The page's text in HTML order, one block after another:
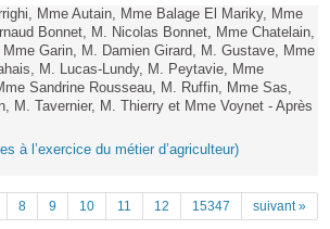
Mme Autain, Mme Balage El Mariky, Mme
Bonnet, M. Nicolas Bonnet, Mme Chatelain,
Garin, M. Damien Girard, M. Gustave, Mme
M. Lucas-Lundy, M. Peytavie, Mme
Sandrine Rousseau, M. Ruffin, Mme Sas,
M. Tavernier, M. Thierry et Mme Voynet - Après
à l’exercice du métier d’agriculteur)
8 9 10 11 12 15347 suivant »